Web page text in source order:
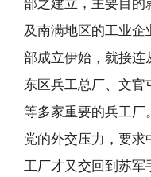
及南满地区的工业
部成立伊始，就接连
东区兵工总厂、文
等多家重要的兵工厂
党的外交压力，要
工厂才又交回到苏